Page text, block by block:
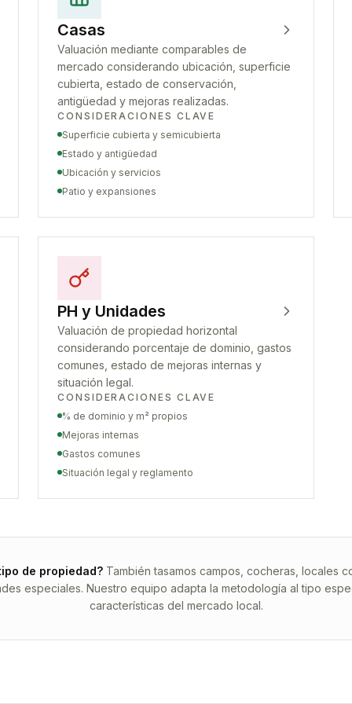
Casas
Valuación mediante comparables de
mercado considerando ubicación, superficie
cubierta, estado de conservación,
antigüedad y mejoras realizadas.
CONSIDERACIONES CLAVE
Superficie cubierta y semicubierta
Estado y antigüedad
Ubicación y servicios
Patio y expansiones
PH y Unidades
Valuación de propiedad horizontal
considerando porcentaje de dominio, gastos
comunes, estado de mejoras internas y
situación legal.
CONSIDERACIONES CLAVE
% de dominio y m² propios
Mejoras internas
Gastos comunes
Situación legal y reglamento
de propiedad? También tasamos campos, cocheras, locales
especiales. Nuestro equipo adapta la metodología al tipo
características del mercado local.